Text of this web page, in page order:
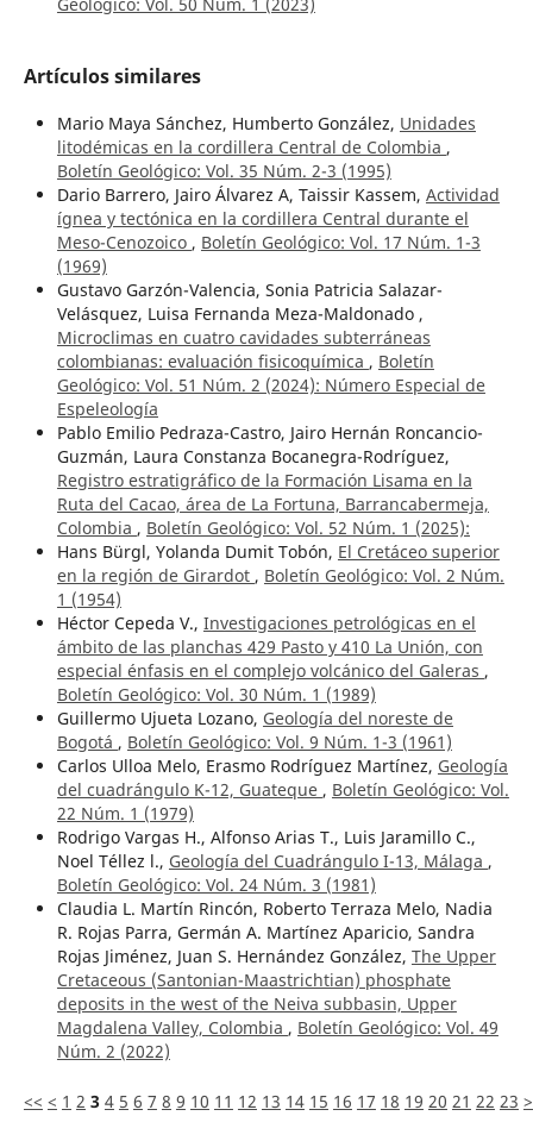
Geológico: Vol. 50 Núm. 1 (2023)
Artículos similares
Mario Maya Sánchez, Humberto González, Unidades
litodémicas en la cordillera Central de Colombia ,
Boletín Geológico: Vol. 35 Núm. 2-3 (1995)
Dario Barrero, Jairo Álvarez A, Taissir Kassem, Actividad
ígnea y tectónica en la cordillera Central durante el
Meso-Cenozoico , Boletín Geológico: Vol. 17 Núm. 1-3
(1969)
Gustavo Garzón-Valencia, Sonia Patricia Salazar-
Velásquez, Luisa Fernanda Meza-Maldonado ,
Microclimas en cuatro cavidades subterráneas
colombianas: evaluación fisicoquímica , Boletín
Geológico: Vol. 51 Núm. 2 (2024): Número Especial de
Espeleología
Pablo Emilio Pedraza-Castro, Jairo Hernán Roncancio-
Guzmán, Laura Constanza Bocanegra-Rodríguez,
Registro estratigráfico de la Formación Lisama en la
Ruta del Cacao, área de La Fortuna, Barrancabermeja,
Colombia , Boletín Geológico: Vol. 52 Núm. 1 (2025):
Hans Bürgl, Yolanda Dumit Tobón, El Cretáceo superior
en la región de Girardot , Boletín Geológico: Vol. 2 Núm.
1 (1954)
Héctor Cepeda V., Investigaciones petrológicas en el
ámbito de las planchas 429 Pasto y 410 La Unión, con
especial énfasis en el complejo volcánico del Galeras ,
Boletín Geológico: Vol. 30 Núm. 1 (1989)
Guillermo Ujueta Lozano, Geología del noreste de
Bogotá , Boletín Geológico: Vol. 9 Núm. 1-3 (1961)
Carlos Ulloa Melo, Erasmo Rodríguez Martínez, Geología
del cuadrángulo K-12, Guateque , Boletín Geológico: Vol.
22 Núm. 1 (1979)
Rodrigo Vargas H., Alfonso Arias T., Luis Jaramillo C.,
Noel Téllez l., Geología del Cuadrángulo I-13, Málaga ,
Boletín Geológico: Vol. 24 Núm. 3 (1981)
Claudia L. Martín Rincón, Roberto Terraza Melo, Nadia
R. Rojas Parra, Germán A. Martínez Aparicio, Sandra
Rojas Jiménez, Juan S. Hernández González, The Upper
Cretaceous (Santonian-Maastrichtian) phosphate
deposits in the west of the Neiva subbasin, Upper
Magdalena Valley, Colombia , Boletín Geológico: Vol. 49
Núm. 2 (2022)
<< < 1 2 3 4 5 6 7 8 9 10 11 12 13 14 15 16 17 18 19 20 21 22 23 >